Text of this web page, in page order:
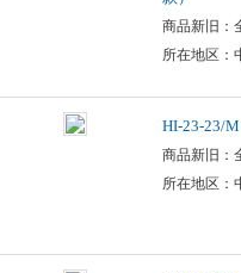
商品新旧：
所在地区：
HI-23-23/
商品新旧：
所在地区：